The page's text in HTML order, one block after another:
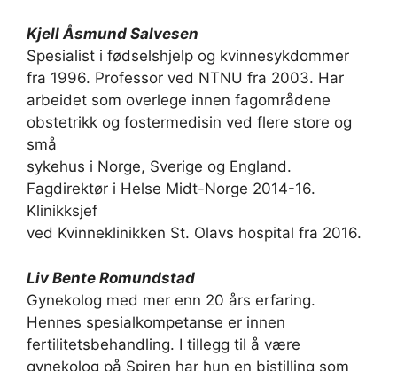
Kjell Åsmund Salvesen
Spesialist i fødselshjelp og kvinnesykdommer
fra 1996. Professor ved NTNU fra 2003. Har
arbeidet som overlege innen fagområdene
obstetrikk og fostermedisin ved flere store og
små
sykehus i Norge, Sverige og England.
Fagdirektør i Helse Midt-Norge 2014-16.
Klinikksjef
ved Kvinneklinikken St. Olavs hospital fra 2016.
Liv Bente Romundstad
Gynekolog med mer enn 20 års erfaring.
Hennes spesialkompetanse er innen
fertilitetsbehandling. I tillegg til å være
gynekolog på Spiren har hun en bistilling som